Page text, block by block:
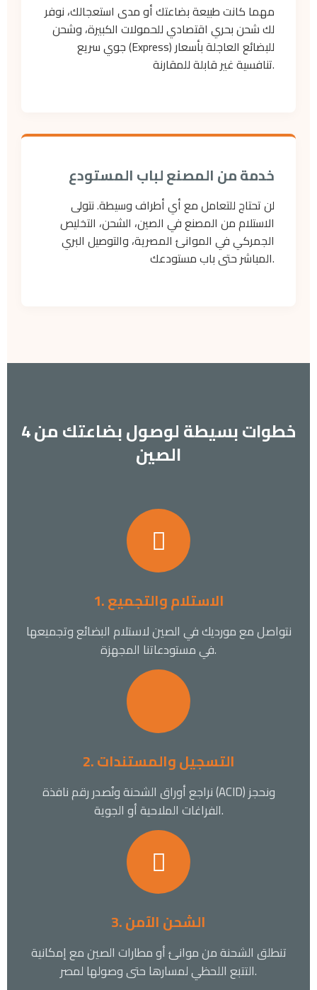
مهما كانت طبيعة بضاعتك أو مدى استعجالك، نوفر
لك شحن بحري اقتصادي للحمولات الكبيرة، وشحن
جوي سريع (Express) للبضائع العاجلة بأسعار
تنافسية غير قابلة للمقارنة.
خدمة من المصنع لباب المستودع
لن تحتاج للتعامل مع أي أطراف وسيطة. نتولى
الاستلام من المصنع في الصين، الشحن، التخليص
الجمركي في الموانئ المصرية، والتوصيل البري
المباشر حتى باب مستودعك.
4 خطوات بسيطة لوصول بضاعتك من
الصين
1. الاستلام والتجميع
نتواصل مع مورديك في الصين لاستلام البضائع وتجميعها
في مستودعاتنا المجهزة.
2. التسجيل والمستندات
نراجع أوراق الشحنة ونُصدر رقم نافذة (ACID) ونحجز
الفراغات الملاحية أو الجوية.
3. الشحن الآمن
تنطلق الشحنة من موانئ أو مطارات الصين مع إمكانية
التتبع اللحظي لمسارها حتى وصولها لمصر.